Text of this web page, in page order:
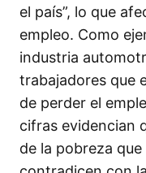
el país”, lo que
empleo. Como
industria
trabajadores que
de perder el
cifras evidencian
de la pobreza